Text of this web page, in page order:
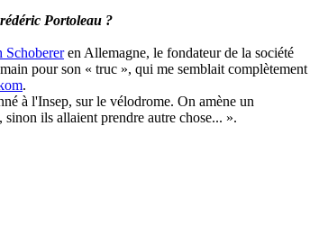
Portoleau ?
Schobereren Allemagne, le fondateur de la société
pour son « truc », qui me semblait complètement
.
à l'Insep, sur le vélodrome. On amène un
ils allaient prendre autre chose... ».